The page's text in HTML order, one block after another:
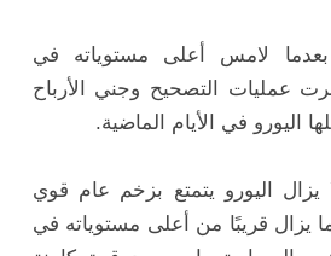
لامس أعلى مستوياته في
عمليات التصحيح وجني الأرباح
اليورو في الأيام الماضية.
يزال اليورو يتمتع بزخم عام قوي
يزال قريبًا من أعلى مستوياته في